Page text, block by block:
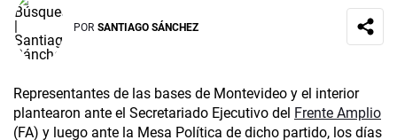
POR SANTIAGO SÁNCHEZ
Representantes de las bases de Montevideo y el interior
plantearon ante el Secretariado Ejecutivo del Frente Amplio
(FA) y luego ante la Mesa Política de dicho partido, los días